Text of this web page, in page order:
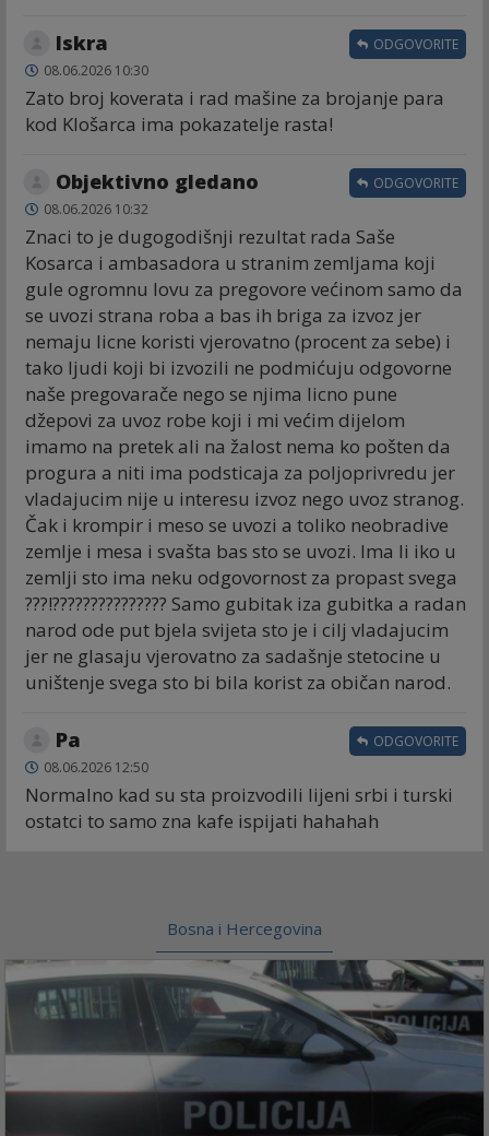
Iskra
08.06.2026 10:30
Zato broj koverata i rad mašine za brojanje para
kod Klošarca ima pokazatelje rasta!
ODGOVORITE
Objektivno gledano
08.06.2026 10:32
Znaci to je dugogodišnji rezultat rada Saše
Kosarca i ambasadora u stranim zemljama koji
gule ogromnu lovu za pregovore većinom samo da
se uvozi strana roba a bas ih briga za izvoz jer
nemaju licne koristi vjerovatno (procent za sebe) i
tako ljudi koji bi izvozili ne podmićuju odgovorne
naše pregovarače nego se njima licno pune
džepovi za uvoz robe koji i mi većim dijelom
imamo na pretek ali na žalost nema ko pošten da
progura a niti ima podsticaja za poljoprivredu jer
vladajucim nije u interesu izvoz nego uvoz stranog.
Čak i krompir i meso se uvozi a toliko neobradive
zemlje i mesa i svašta bas sto se uvozi. Ima li iko u
zemlji sto ima neku odgovornost za propast svega
???!??????????????? Samo gubitak iza gubitka a radan
narod ode put bjela svijeta sto je i cilj vladajucim
jer ne glasaju vjerovatno za sadašnje stetocine u
uništenje svega sto bi bila korist za običan narod.
ODGOVORITE
Pa
08.06.2026 12:50
Normalno kad su sta proizvodili lijeni srbi i turski
ostatci to samo zna kafe ispijati hahahah
ODGOVORITE
Bosna i Hercegovina